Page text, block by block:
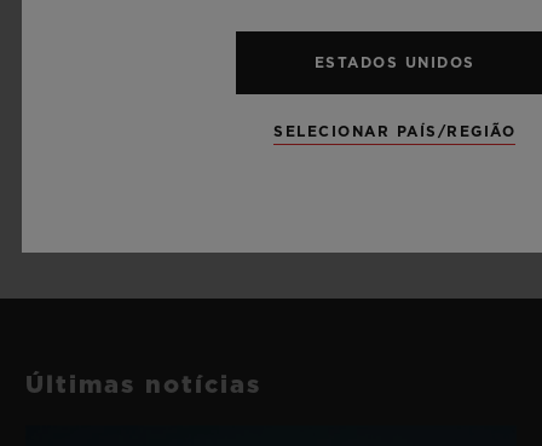
Últimas notícias
ESTADOS UNIDOS
SELECIONAR PAÍS/REGIÃO